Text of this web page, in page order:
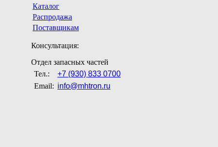
Каталог
Распродажа
Поставщикам
Консультация:
Отдел запасных частей
Тел.:
+7 (930) 833 0700
Email: info@mhtron.ru